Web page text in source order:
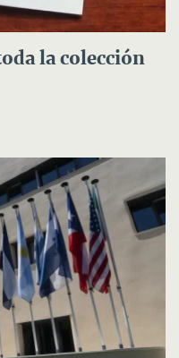
la colección